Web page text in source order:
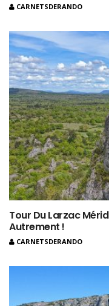
CARNETSDERANDO
Tour Du Larzac
Autrement !
CARNETSDERANDO